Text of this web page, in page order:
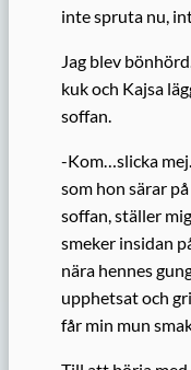
inte spruta nu,
Jag blev
kuk och Kajsa
soffan.
-Kom…slicka
som hon särar
soffan, ställer
smeker insidan
nära hennes
upphetsat och
får min mun